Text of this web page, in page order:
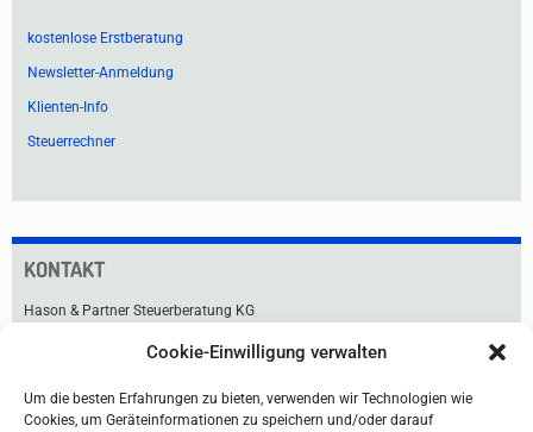
Cookie-Einwilligung verwalten
Um die besten Erfahrungen zu bieten, verwenden wir Technologien wie
Cookies, um Geräteinformationen zu speichern und/oder darauf
kostenlose Erstberatung
Newsletter-Anmeldung
Klienten-Info
Steuerrechner
KONTAKT
Hason & Partner Steuerberatung KG
Tel +43 1 211 91-0